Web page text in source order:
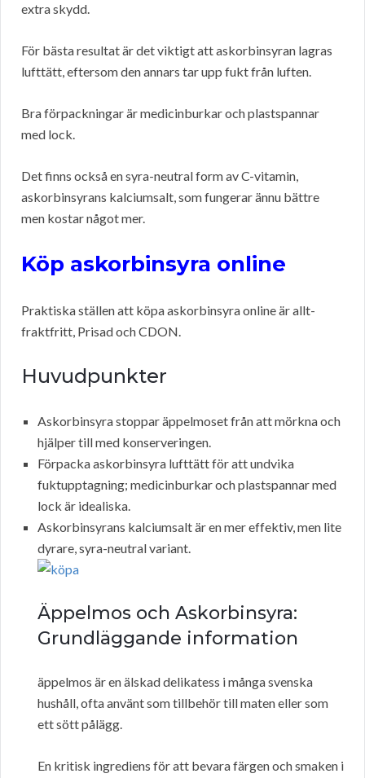
extra skydd.
För bästa resultat är det viktigt att askorbinsyran lagras
lufttätt, eftersom den annars tar upp fukt från luften.
Bra förpackningar är medicinburkar och plastspannar
med lock.
Det finns också en syra-neutral form av C-vitamin,
askorbinsyrans kalciumsalt, som fungerar ännu bättre
men kostar något mer.
Köp askorbinsyra online
Praktiska ställen att köpa askorbinsyra online är allt-
fraktfritt, Prisad och CDON.
Huvudpunkter
Askorbinsyra stoppar äppelmoset från att mörkna och
hjälper till med konserveringen.
Förpacka askorbinsyra lufttätt för att undvika
fuktupptagning; medicinburkar och plastspannar med
lock är idealiska.
Askorbinsyrans kalciumsalt är en mer effektiv, men lite
dyrare, syra-neutral variant.
Äppelmos och Askorbinsyra:
Grundläggande information
äppelmos är en älskad delikatess i många svenska
hushåll, ofta använt som tillbehör till maten eller som
ett sött pålägg.
En kritisk ingrediens för att bevara färgen och smaken i